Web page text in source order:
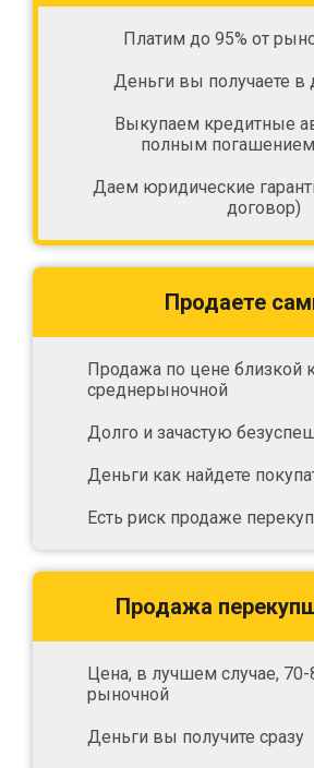
Продаете
Продажа по цене близкой
среднерыночной
Долго и зачастую
Деньги как найдете
Есть риск продаже
Платим до 95% от
Деньги вы получаете в
Выкупаем кредитные
полным
Даем юридические
договор)
Продажа
Цена, в лучшем случае, 70-
рыночной
Деньги вы получите сразу